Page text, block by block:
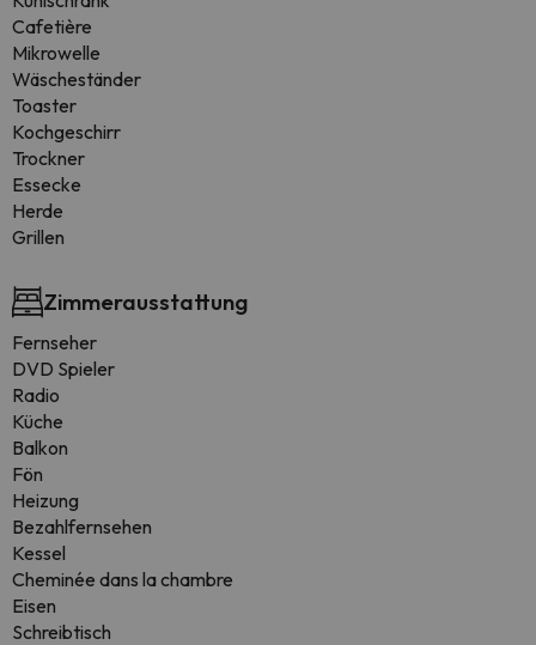
Cafetière
Mikrowelle
Wäscheständer
Toaster
Kochgeschirr
Trockner
Essecke
Herde
Grillen
Zimmerausstattung
Fernseher
DVD Spieler
Radio
Küche
Balkon
Fön
Heizung
Bezahlfernsehen
Kessel
Cheminée dans la chambre
Eisen
Schreibtisch